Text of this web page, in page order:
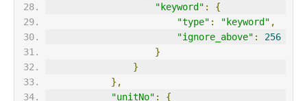
"keyword" :
{
"type" : "keyword" ,
"ignore_above" :
256
}
}
},
"unitNo" :
{